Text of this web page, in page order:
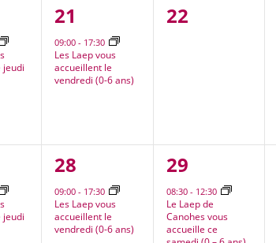
jeudi
1
évènement,
21
09:00- 17:30
Les Laep vous
accueillent le
vendredi (0-6 ans)
0
22
jeudi
1
évènement,
28
09:00- 17:30
Les Laep vous
accueillent le
vendredi (0-6 ans)
1
évènement,
29
08:30 - 12:30
Le Laep de
Canohes vous
accueille ce